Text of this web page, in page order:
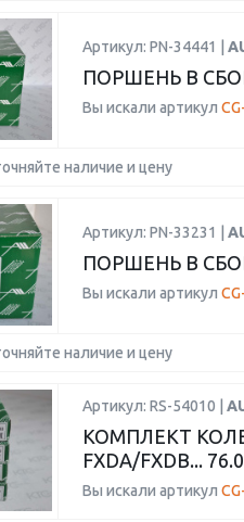
Артикул: PN-34441 |
ПОРШЕНЬ В
Вы искали артикул
наличие и цену
Артикул: PN-33231 |
ПОРШЕНЬ В
Вы искали артикул
наличие и цену
Артикул: RS-54010 |
КОМПЛЕКТ
FXDA/FXDB...
Вы искали артикул